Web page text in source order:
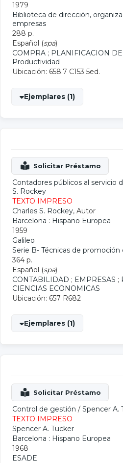
1979
Biblioteca de dirección,
empresas
288 p.
Español (spa)
COMPRA ; PLANIFICACION
Productividad
Ubicación: 658.7 C153 5ed.
Ejemplares (1)
Contadores públicos al servicio
S. Rockey
TEXTO IMPRESO
Charles S. Rockey, Autor
Barcelona : Hispano Europea
1959
Galileo
Serie B- Técnicas de
364 p.
Español (spa)
CONTABILIDAD ; EMPRESAS ;
CIENCIAS ECONOMICAS
Ubicación: 657 R682
Ejemplares (1)
Control de gestión / Spencer A.
TEXTO IMPRESO
Spencer A. Tucker
Barcelona : Hispano Europea
1968
ESADE